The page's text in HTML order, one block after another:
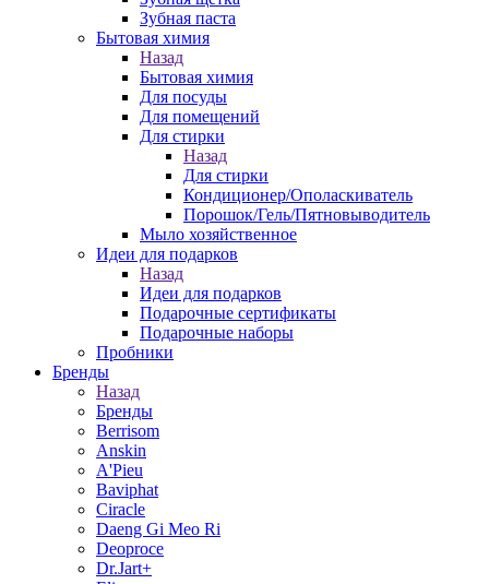
Зубная паста
Бытовая химия
Назад
Бытовая химия
Для посуды
Для помещений
Для стирки
Назад
Для стирки
Кондиционер/Ополаскиватель
Порошок/Гель/Пятновыводитель
Мыло хозяйственное
Идеи для подарков
Назад
Идеи для подарков
Подарочные сертификаты
Подарочные наборы
Пробники
Бренды
Назад
Бренды
Berrisom
Anskin
A'Pieu
Baviphat
Ciracle
Daeng Gi Meo Ri
Deoproce
Dr.Jart+